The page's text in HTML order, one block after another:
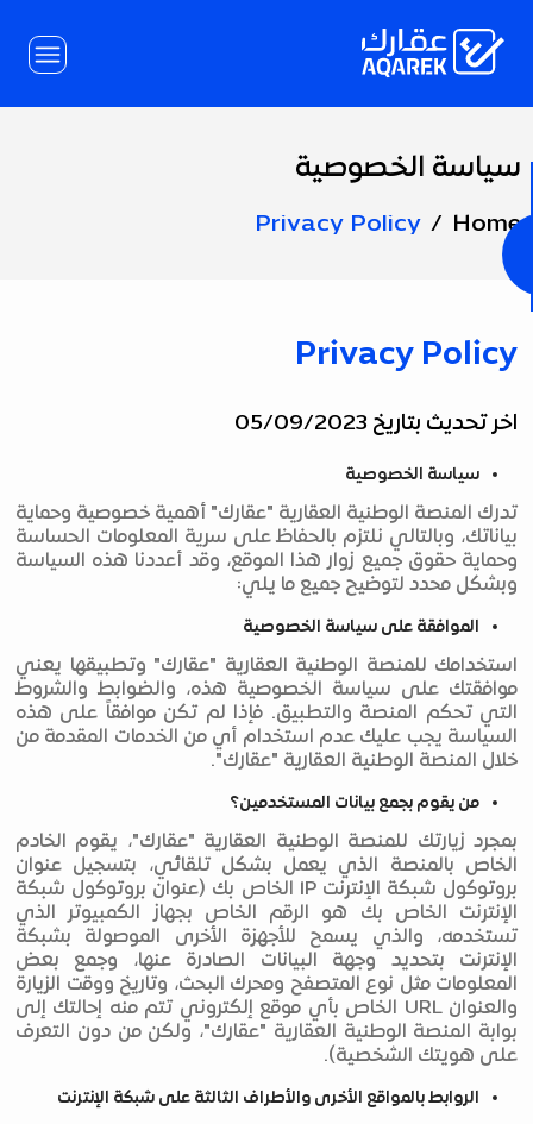
Page
Title
سياسة الخصوصية
Home
Privacy Policy
Privacy Policy
اخر تحديث بتاريخ 05/09/2023
سياسة الخصوصية
تدرك المنصة الوطنية العقارية "عقارك" أهمية خصوصية وحماية
بياناتك، وبالتالي نلتزم بالحفاظ على سرية المعلومات الحساسة
وحماية حقوق جميع زوار هذا الموقع، وقد أعددنا هذه السياسة
وبشكل محدد لتوضيح جميع ما يلي:
الموافقة على سياسة الخصوصية
استخدامك للمنصة الوطنية العقارية "عقارك" وتطبيقها يعني
موافقتك على سياسة الخصوصية هذه، والضوابط والشروط
التي تحكم المنصة والتطبيق. فإذا لم تكن موافقاً على هذه
السياسة يجب عليك عدم استخدام أي من الخدمات المقدمة من
خلال المنصة الوطنية العقارية "عقارك".
من يقوم بجمع بيانات المستخدمين؟
بمجرد زيارتك للمنصة الوطنية العقارية "عقارك"، يقوم الخادم
الخاص بالمنصة الذي يعمل بشكل تلقائي، بتسجيل عنوان
بروتوكول شبكة الإنترنت IP الخاص بك (عنوان بروتوكول شبكة
الإنترنت الخاص بك هو الرقم الخاص بجهاز الكمبيوتر الذي
تستخدمه، والذي يسمح للأجهزة الأخرى الموصولة بشبكة
الإنترنت بتحديد وجهة البيانات الصادرة عنها، وجمع بعض
المعلومات مثل نوع المتصفح ومحرك البحث، وتاريخ ووقت الزيارة
والعنوان URL الخاص بأي موقع إلكتروني تتم منه إحالتك إلى
بوابة المنصة الوطنية العقارية "عقارك"، ولكن من دون التعرف
على هويتك الشخصية).
الروابط بالمواقع الأخرى والأطراف الثالثة على شبكة الإنترنت